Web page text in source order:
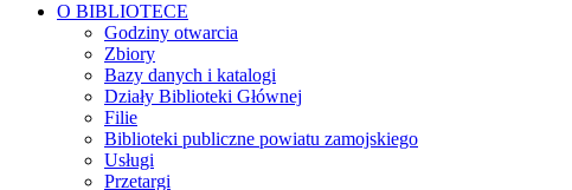
O BIBLIOTECE
Godziny otwarcia
Zbiory
Bazy danych i katalogi
Działy Biblioteki Głównej
Filie
Biblioteki publiczne powiatu zamojskiego
Usługi
Przetargi